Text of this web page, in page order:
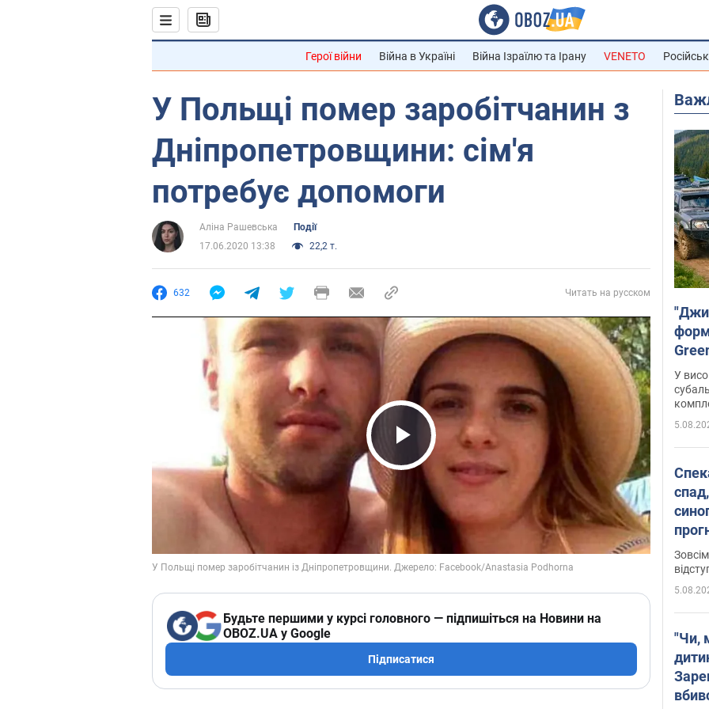
Герої війни Війна в Україні Війна Ізраїлю та Ірану VENETO
У Польщі помер заробітчанин з
Дніпропетровщини: сім'я
потребує допомоги
Аліна Рашевська
Події
17.06.2020 13:38
22,2 т.
632 Читать на русском
Play Video
Будьте першими у курсі головного — підпишіться на Новини на
OBOZ.UA у Google
Підписатися
У
"Чи,